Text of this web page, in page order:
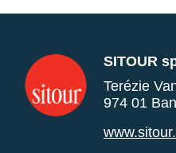
SITOUR
Terézie
974 01